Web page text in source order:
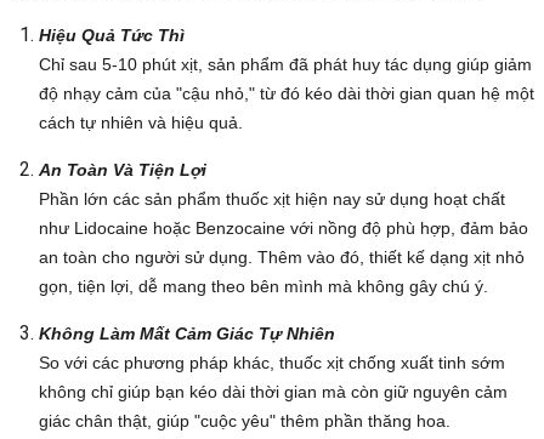
Hiệu Quả Tức Thì
Chỉ sau 5-10 phút xịt, sản phẩm đã phát huy tác dụng giúp giảm
độ nhạy cảm của "cậu nhỏ," từ đó kéo dài thời gian quan hệ một
cách tự nhiên và hiệu quả.
An Toàn Và Tiện Lợi
Phần lớn các sản phẩm thuốc xịt hiện nay sử dụng hoạt chất
như Lidocaine hoặc Benzocaine với nồng độ phù hợp, đảm bảo
an toàn cho người sử dụng. Thêm vào đó, thiết kế dạng xịt nhỏ
gọn, tiện lợi, dễ mang theo bên mình mà không gây chú ý.
Không Làm Mất Cảm Giác Tự Nhiên
So với các phương pháp khác, thuốc xịt chống xuất tinh sớm
không chỉ giúp bạn kéo dài thời gian mà còn giữ nguyên cảm
giác chân thật, giúp "cuộc yêu" thêm phần thăng hoa.